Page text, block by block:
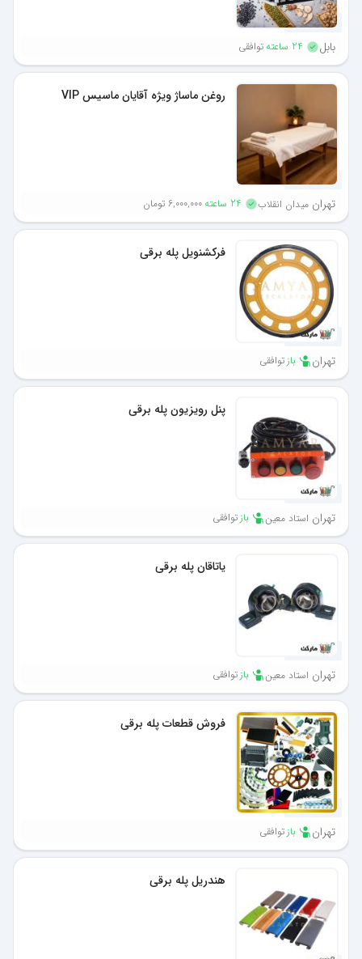
1 ماه پیش
بابل توافقی
1 ماه پیش
روغن ماساژ ویژه آقایان ماسیس VIP
تهران میدان انقلاب 6,000,000 تومان
1 ماه پیش
فرکشنویل پله برقی
تهران باز توافقی
1 ماه پیش
پنل رویزیون پله برقی
تهران استاد معین باز توافقی
1 ماه پیش
یاتاقان پله برقی
تهران استاد معین باز توافقی
1 ماه پیش
فروش قطعات پله برقی
تهران باز توافقی
هندریل پله برقی